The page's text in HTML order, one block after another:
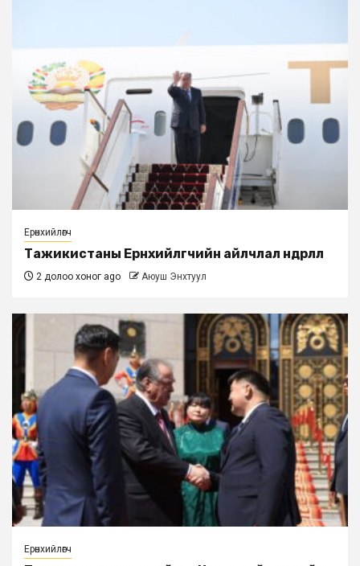
Ерөнхийлөгч
Тажикистаны Ерөнхийлөгчийн айлчлал өндөрлөлөө
2 долоо хоног ago Аюуш Энхтуул
Ерөнхийлөгч